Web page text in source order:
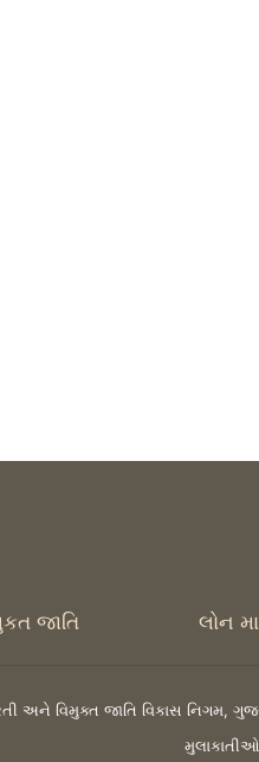
જાતિ લોન
અને વિમુક્ત જાતિ વિકાસ નિગમ,